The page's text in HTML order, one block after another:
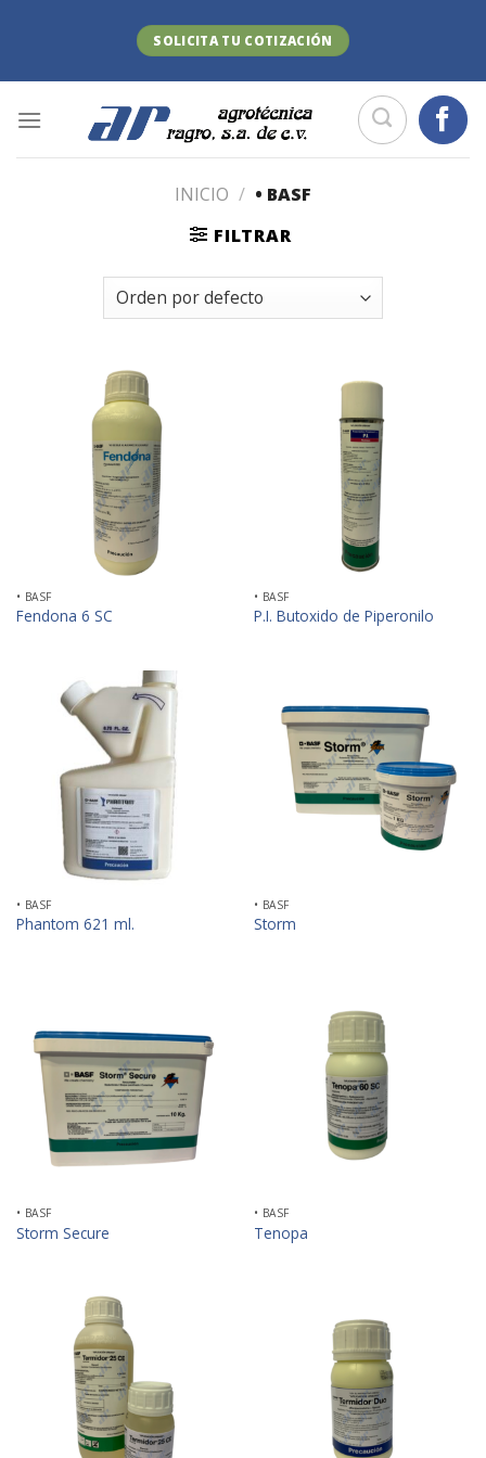
SOLICITA TU COTIZACIÓN
INICIO / • BASF
FILTRAR
• BASF
Fendona 6 SC
• BASF
P.I. Butoxido de Piperonilo
• BASF
Phantom 621 ml.
• BASF
Storm
• BASF
Storm Secure
• BASF
Tenopa